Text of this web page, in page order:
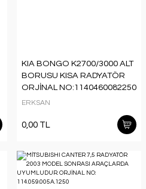
KIA BONGO K2700/3000 ALT
BORUSU KISA RADYATÖR
ORJİNAL NO:1140460082250
ERKSAN
0,00 TL